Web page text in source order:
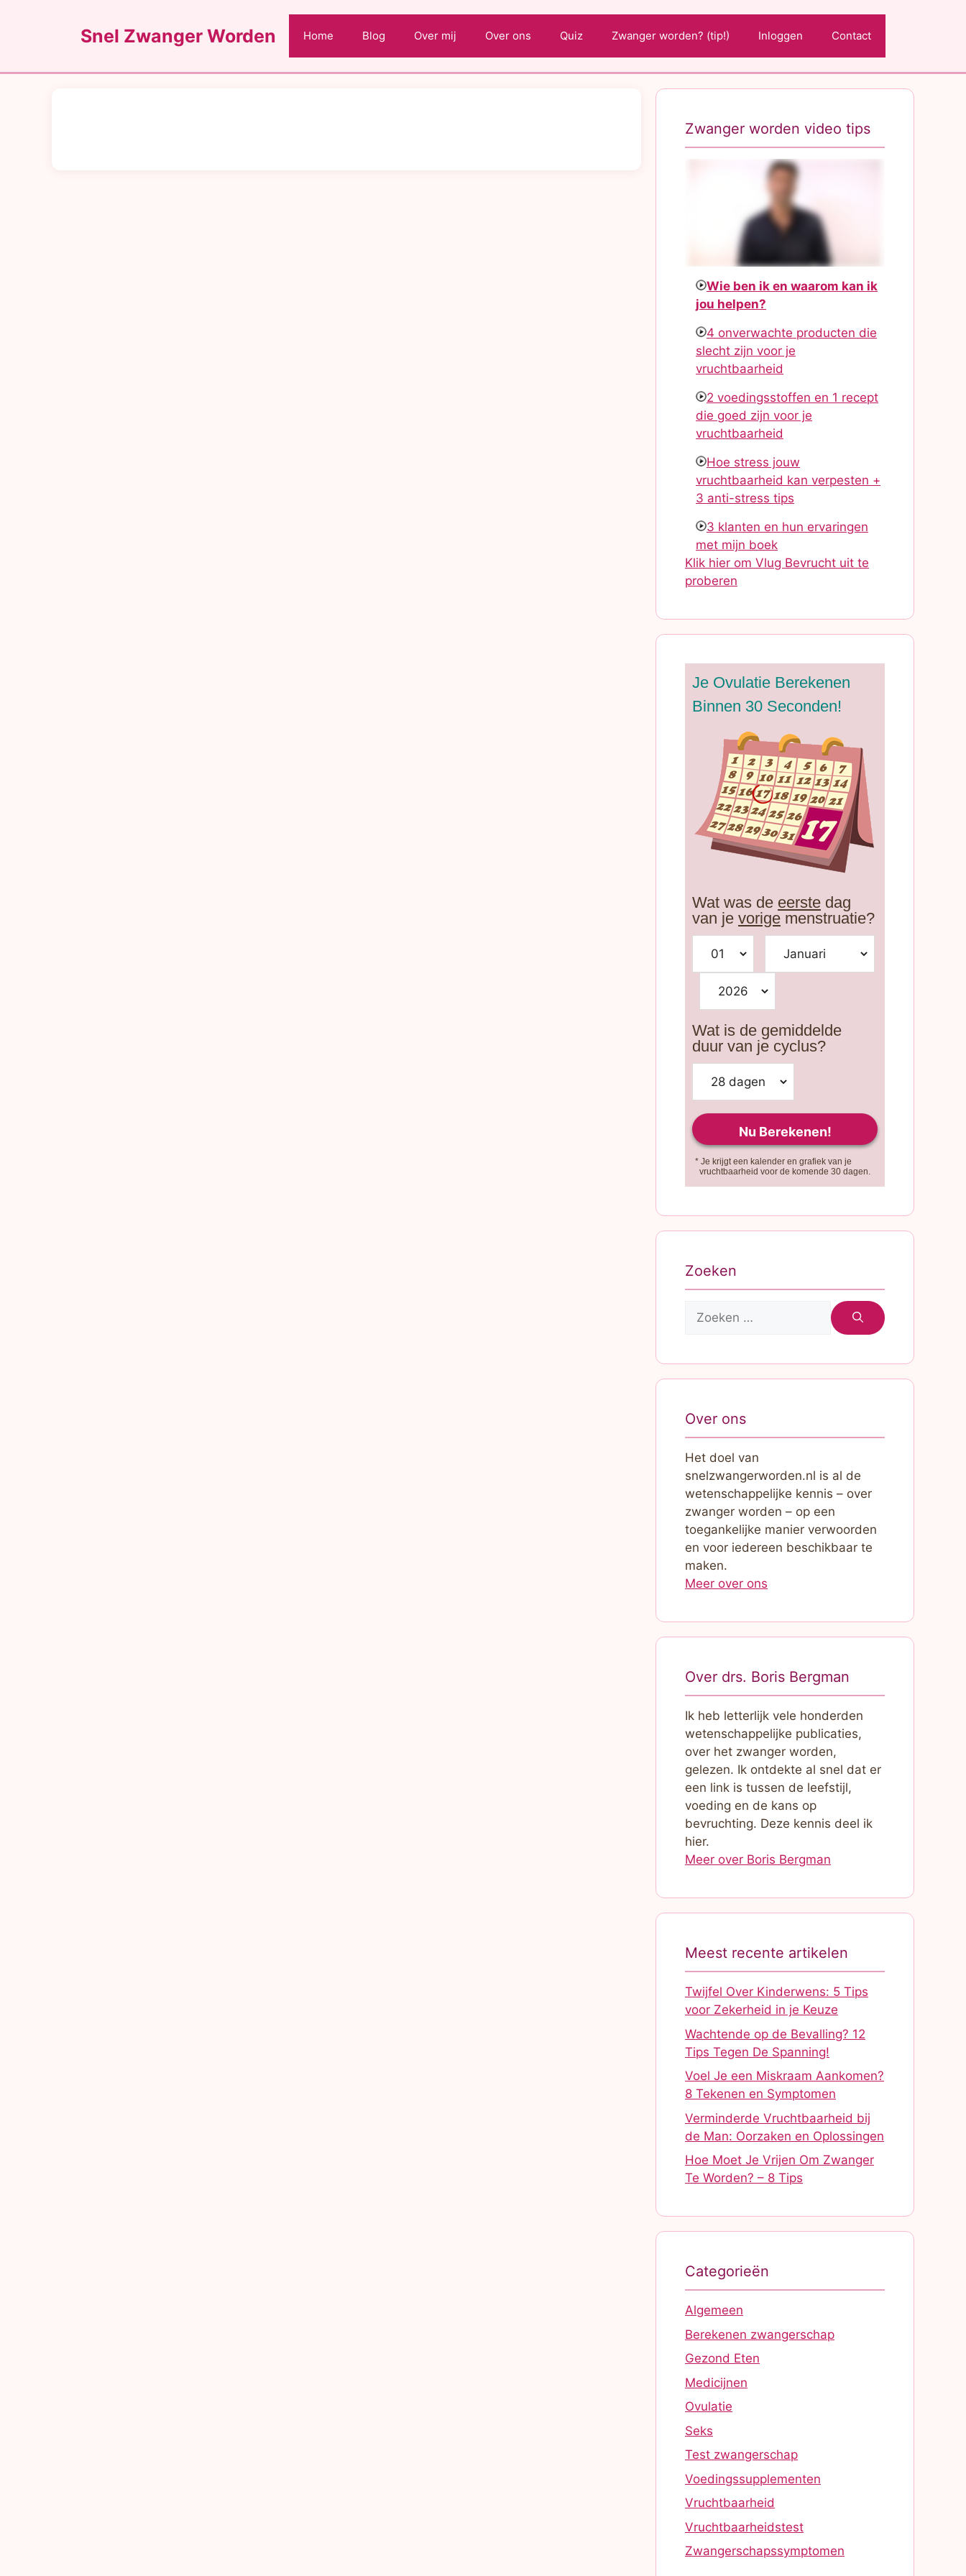
Snel Zwanger Worden Home Blog Over mij Over ons Quiz Zwanger worden? (tip!) Inloggen Contact
Zwanger worden video tips
Wie ben ik en waarom kan ik
jou helpen?
4 onverwachte producten die
slecht zijn voor je
vruchtbaarheid
2 voedingsstoffen en 1 recept
die goed zijn voor je
vruchtbaarheid
Hoe stress jouw
vruchtbaarheid kan verpesten +
3 anti-stress tips
3 klanten en hun ervaringen
met mijn boek
Klik hier om Vlug Bevrucht uit te
proberen
Je Ovulatie Berekenen
Binnen 30 Seconden!
Wat was de eerste dag
van je vorige menstruatie?
Wat is de gemiddelde
duur van je cyclus?
* Je krijgt een kalender en grafiek van je
vruchtbaarheid voor de komende 30 dagen.
Zoeken
Zoek
Over ons
Het doel van
snelzwangerworden.nl is al de
wetenschappelijke kennis – over
zwanger worden – op een
toegankelijke manier verwoorden
en voor iedereen beschikbaar te
maken.
Meer over ons
Over drs. Boris Bergman
Ik heb letterlijk vele honderden
wetenschappelijke publicaties,
over het zwanger worden,
gelezen. Ik ontdekte al snel dat er
een link is tussen de leefstijl,
voeding en de kans op
bevruchting. Deze kennis deel ik
hier.
Meer over Boris Bergman
Meest recente artikelen
Twijfel Over Kinderwens: 5 Tips
voor Zekerheid in je Keuze
Wachtende op de Bevalling? 12
Tips Tegen De Spanning!
Voel Je een Miskraam Aankomen?
8 Tekenen en Symptomen
Verminderde Vruchtbaarheid bij
de Man: Oorzaken en Oplossingen
Hoe Moet Je Vrijen Om Zwanger
Te Worden? – 8 Tips
Categorieën
Algemeen
Berekenen zwangerschap
Gezond Eten
Medicijnen
Ovulatie
Seks
Test zwangerschap
Voedingssupplementen
Vruchtbaarheid
Vruchtbaarheidstest
Zwangerschapssymptomen